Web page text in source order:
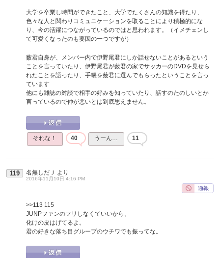
大学を卒業し時間ができたこと、大学でたくさんの知識を得たり、
色々な人と関わりコミュニケーションを取ることにより積極的にな
り、今の活躍につながっているのではと思われます。（イメチェンし
て可愛くなったのも要因の一つですが）
薮君自身が、メンバー内で伊野尾君にしか話せないことがあるという
ことを言っていたり、伊野尾君が薮君の家でサッカーのDVDを見せら
れたことを語ったり、手帳を薮君に選んでもらったということを言っ
ています
他にも雑誌の対談で相手の好みを知っていたり、話すのたのしいとか
言っているので仲が悪いとは到底思えません。
それな！ 40 うーん… 11
119 名無しだＪ より
2016年11月10日 4:16 PM
>>113 115
JUNPファンのフリしなくていいから。
化けの皮はげてるよ。
君の好きな落ち目グループのウチワでも振ってな。